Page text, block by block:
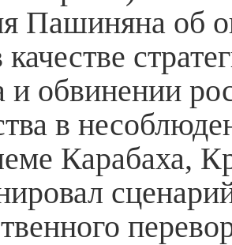
Пашиняна об
и обвинении
в
Карабаха,